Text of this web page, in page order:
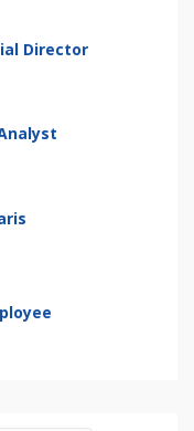
Director